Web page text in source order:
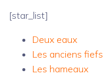
[star_list]
Deux eaux
Les anciens fiefs
Les hameaux